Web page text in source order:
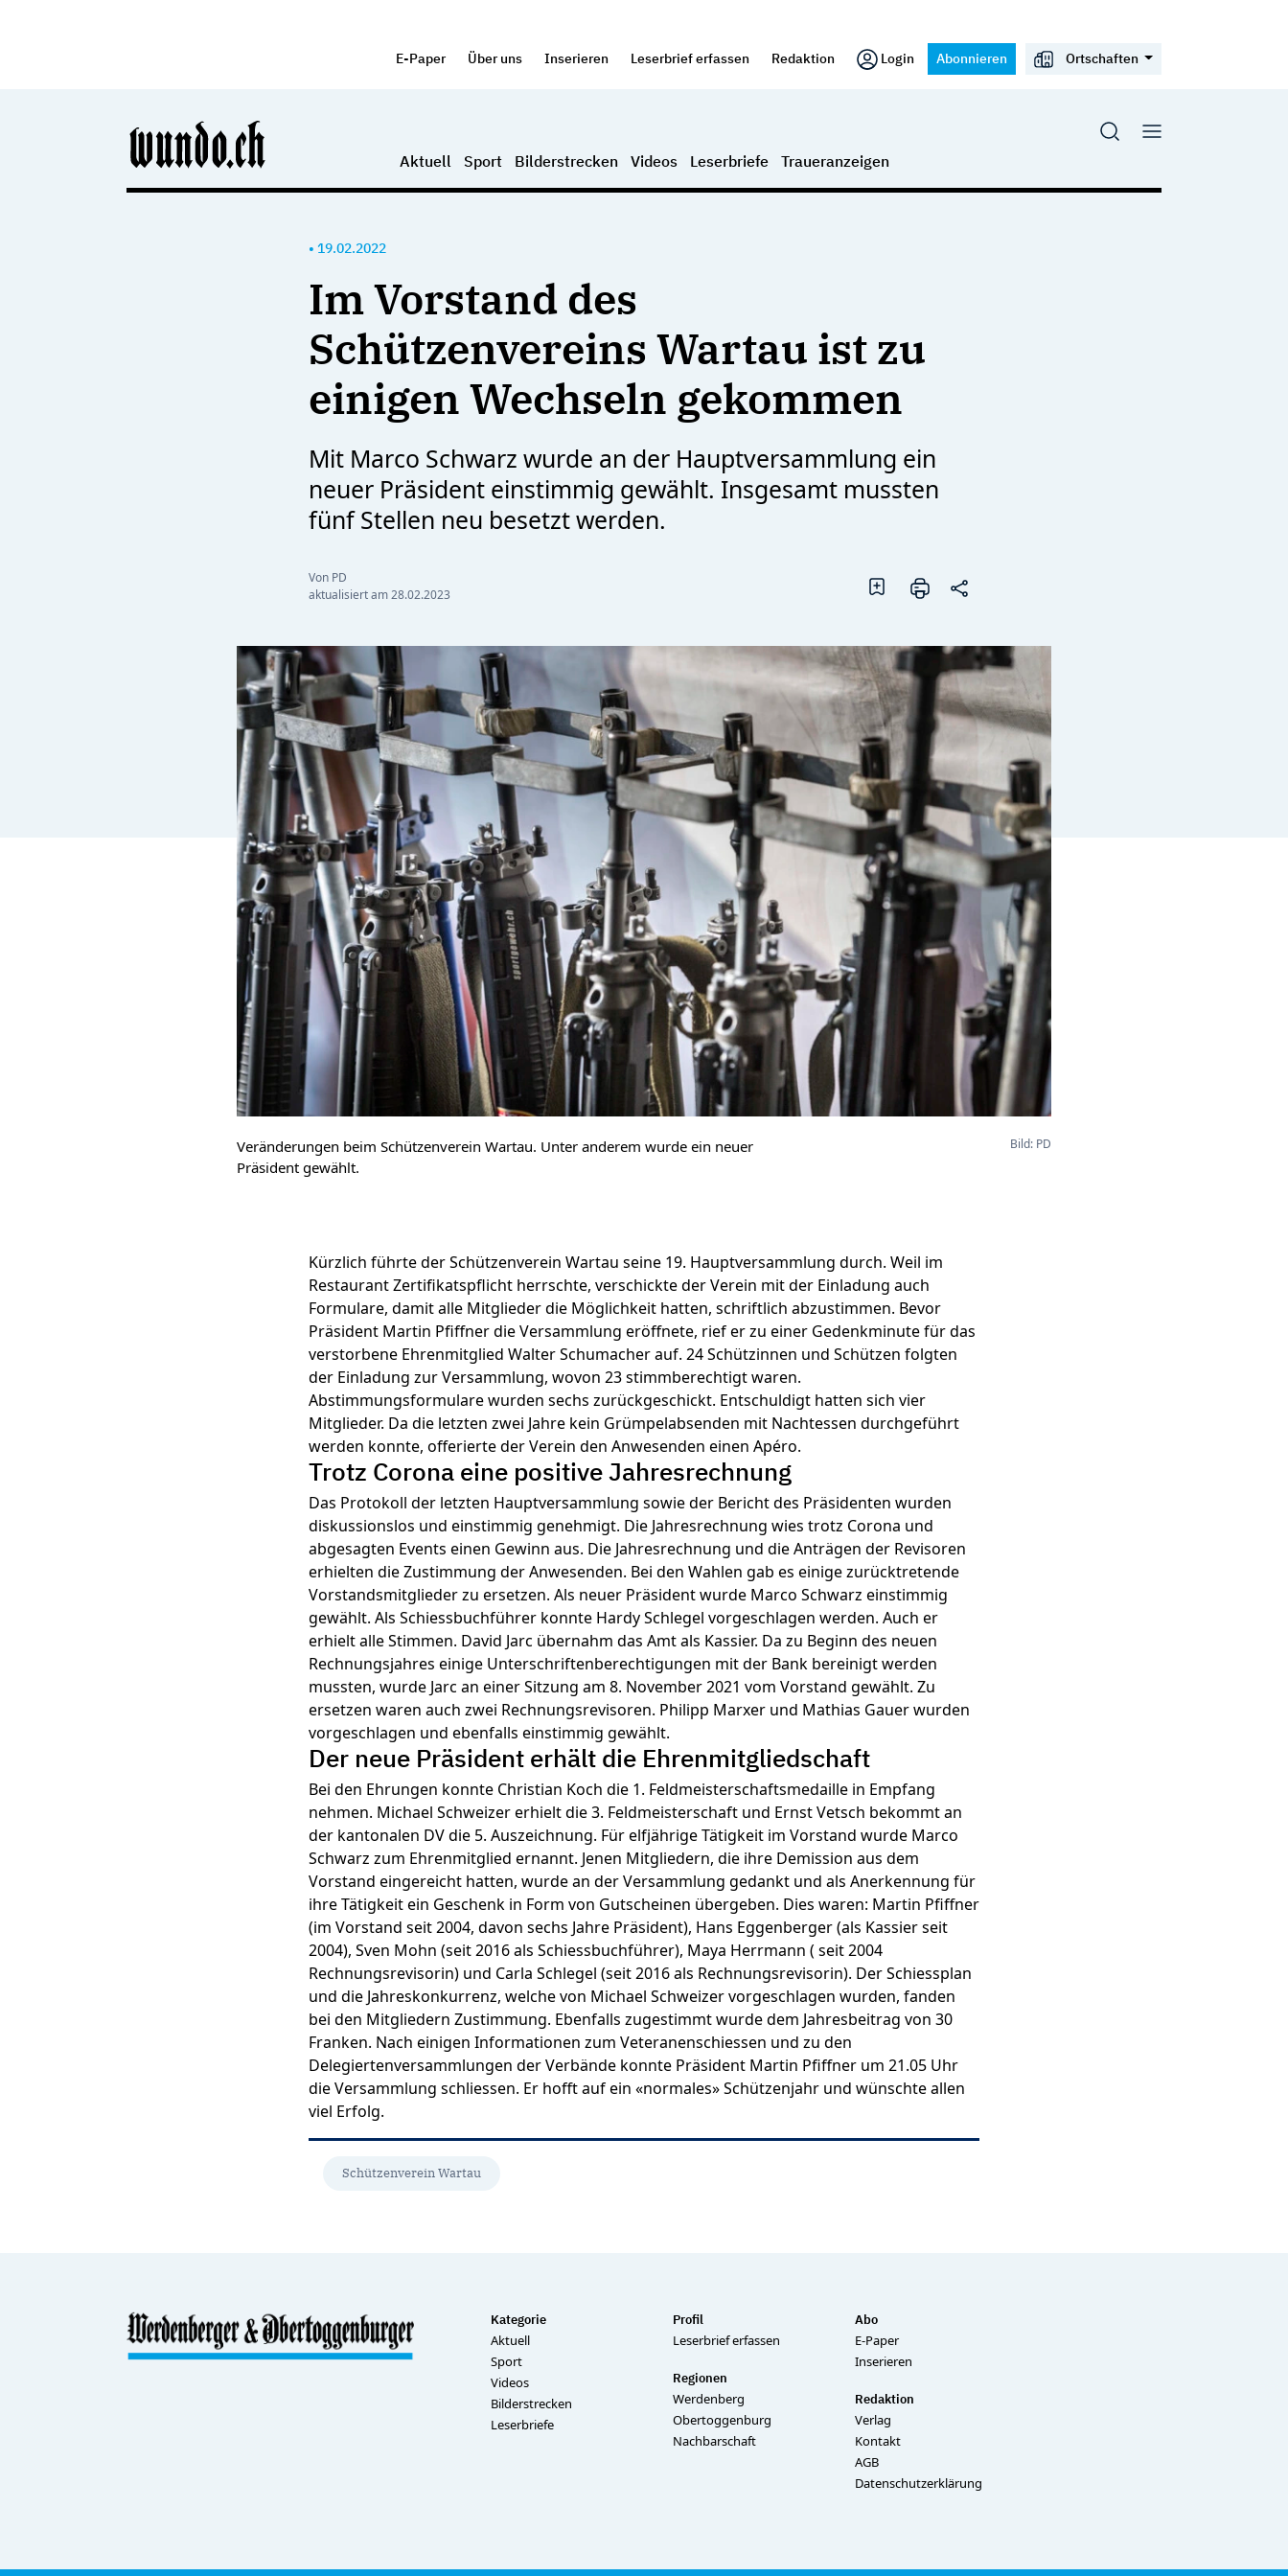
E-Paper Über uns Inserieren Leserbrief erfassen Redaktion Login Abonnieren Ortschaften
Aktuell Sport Bilderstrecken Videos Leserbriefe Traueranzeigen
• 19.02.2022
Im Vorstand des
Schützenvereins Wartau ist zu
einigen Wechseln gekommen
Mit Marco Schwarz wurde an der Hauptversammlung ein
neuer Präsident einstimmig gewählt. Insgesamt mussten
fünf Stellen neu besetzt werden.
Von PD
aktualisiert am28.02.2023
Veränderungen beim Schützenverein Wartau. Unter anderem wurde ein neuer
Präsident gewählt.
Bild: PD
Kürzlich führte der Schützenverein Wartau seine 19. Hauptversammlung durch. Weil im
Restaurant Zertifikatspflicht herrschte, verschickte der Verein mit der Einladung auch
Formulare, damit alle Mitglieder die Möglichkeit hatten, schriftlich abzustimmen. Bevor
Präsident Martin Pfiffner die Versammlung eröffnete, rief er zu einer Gedenkminute für das
verstorbene Ehrenmitglied Walter Schumacher auf. 24 Schützinnen und Schützen folgten
der Einladung zur Versammlung, wovon 23 stimmberechtigt waren.
Abstimmungsformulare wurden sechs zurückgeschickt. Entschuldigt hatten sich vier
Mitglieder. Da die letzten zwei Jahre kein Grümpelabsenden mit Nachtessen durchgeführt
werden konnte, offerierte der Verein den Anwesenden einen Apéro.
Trotz Corona eine positive Jahresrechnung
Das Protokoll der letzten Hauptversammlung sowie der Bericht des Präsidenten wurden
diskussionslos und einstimmig genehmigt. Die Jahresrechnung wies trotz Corona und
abgesagten Events einen Gewinn aus. Die Jahresrechnung und die Anträgen der Revisoren
erhielten die Zustimmung der Anwesenden. Bei den Wahlen gab es einige zurücktretende
Vorstandsmitglieder zu ersetzen. Als neuer Präsident wurde Marco Schwarz einstimmig
gewählt. Als Schiessbuchführer konnte Hardy Schlegel vorgeschlagen werden. Auch er
erhielt alle Stimmen. David Jarc übernahm das Amt als Kassier. Da zu Beginn des neuen
Rechnungsjahres einige Unterschriftenberechtigungen mit der Bank bereinigt werden
mussten, wurde Jarc an einer Sitzung am 8. November 2021 vom Vorstand gewählt. Zu
ersetzen waren auch zwei Rechnungsrevisoren. Philipp Marxer und Mathias Gauer wurden
vorgeschlagen und ebenfalls einstimmig gewählt.
Der neue Präsident erhält die Ehrenmitgliedschaft
Bei den Ehrungen konnte Christian Koch die 1. Feldmeisterschaftsmedaille in Empfang
nehmen. Michael Schweizer erhielt die 3. Feldmeisterschaft und Ernst Vetsch bekommt an
der kantonalen DV die 5. Auszeichnung. Für elfjährige Tätigkeit im Vorstand wurde Marco
Schwarz zum Ehrenmitglied ernannt. Jenen Mitgliedern, die ihre Demission aus dem
Vorstand eingereicht hatten, wurde an der Versammlung gedankt und als Anerkennung für
ihre Tätigkeit ein Geschenk in Form von Gutscheinen übergeben. Dies waren: Martin Pfiffner
(im Vorstand seit 2004, davon sechs Jahre Präsident), Hans Eggenberger (als Kassier seit
2004), Sven Mohn (seit 2016 als Schiessbuchführer), Maya Herrmann ( seit 2004
Rechnungsrevisorin) und Carla Schlegel (seit 2016 als Rechnungsrevisorin). Der Schiessplan
und die Jahreskonkurrenz, welche von Michael Schweizer vorgeschlagen wurden, fanden
bei den Mitgliedern Zustimmung. Ebenfalls zugestimmt wurde dem Jahresbeitrag von 30
Franken. Nach einigen Informationen zum Veteranenschiessen und zu den
Delegiertenversammlungen der Verbände konnte Präsident Martin Pfiffner um 21.05 Uhr
die Versammlung schliessen. Er hofft auf ein «normales» Schützenjahr und wünschte allen
viel Erfolg.
Schützenverein Wartau
Kategorie
Aktuell
Sport
Videos
Bilderstrecken
Leserbriefe
Profil
Leserbrief erfassen
Regionen
Werdenberg
Obertoggenburg
Nachbarschaft
Abo
E-Paper
Inserieren
Redaktion
Verlag
Kontakt
AGB
Datenschutzerklärung